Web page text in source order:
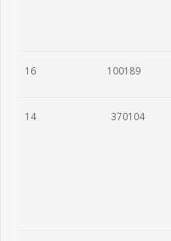
16 100189
14 370104